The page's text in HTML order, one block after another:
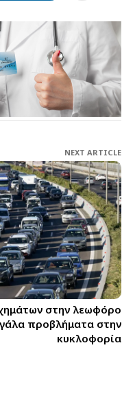
NEXT ARTICLE
στην λεωφόρο
προβλήματα στην
κυκλοφορία